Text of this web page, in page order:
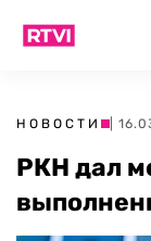
НОВОСТИ |
РКН дал